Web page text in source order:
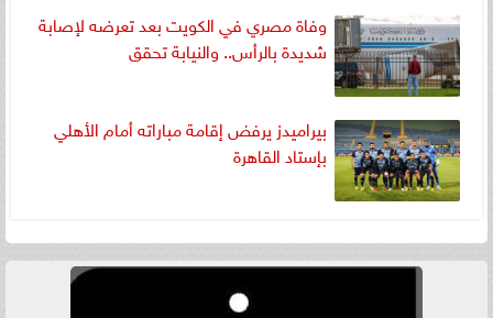
وفاة مصري في الكويت بعد تعرضه لإصابة
شديدة بالرأس.. والنيابة تحقق
بيراميدز يرفض إقامة مباراته أمام الأهلي
بإستاد القاهرة